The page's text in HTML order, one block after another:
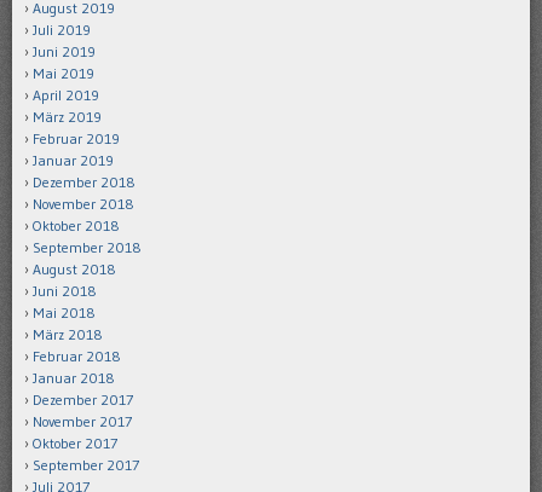
August 2019
Juli 2019
Juni 2019
Mai 2019
April 2019
März 2019
Februar 2019
Januar 2019
Dezember 2018
November 2018
Oktober 2018
September 2018
August 2018
Juni 2018
Mai 2018
März 2018
Februar 2018
Januar 2018
Dezember 2017
November 2017
Oktober 2017
September 2017
Juli 2017